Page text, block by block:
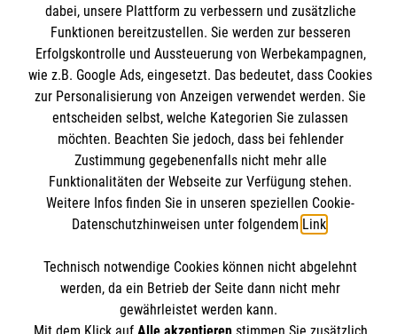
Mitarbeiten
Wir Malteser
Kontakt
Pressestelle
Impressum
Datenschutz
Malteser online
Malteserorden
Malteser Jugend
Malteser International
Sharepoint
Spendenkonto
Empfänger: Malteser Hilfsdienst e.V.
BIC: GENODED 1PA7
Soziale Netzwerke
dabei, unsere Plattform zu verbessern und zusätzliche
Funktionen bereitzustellen. Sie werden zur besseren
Erfolgskontrolle und Aussteuerung von Werbekampagnen,
wie z.B. Google Ads, eingesetzt. Das bedeutet, dass Cookies
zur Personalisierung von Anzeigen verwendet werden. Sie
entscheiden selbst, welche Kategorien Sie zulassen
möchten. Beachten Sie jedoch, dass bei fehlender
Zustimmung gegebenenfalls nicht mehr alle
Funktionalitäten der Webseite zur Verfügung stehen.
Weitere Infos finden Sie in unseren speziellen Cookie-
Datenschutzhinweisen unter folgendem Link.
Technisch notwendige Cookies können nicht abgelehnt
werden, da ein Betrieb der Seite dann nicht mehr
gewährleistet werden kann.